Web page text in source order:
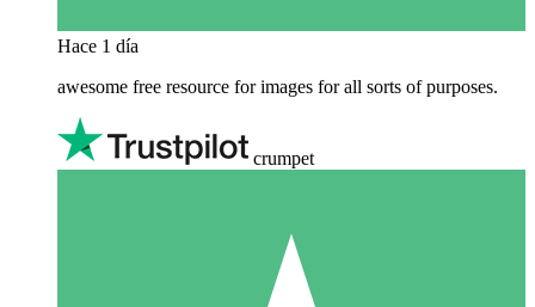
Hace 1 día
awesome free resource for images for all sorts of purposes.
crumpet